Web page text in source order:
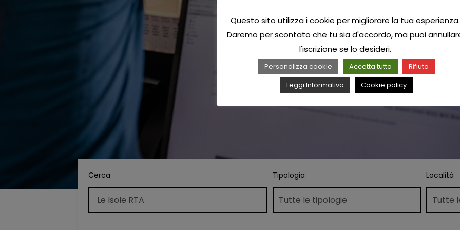
Cerca Tipologia Località
Questo sito utilizza i cookie per migliorare la tua esperienza.
Daremo per scontato che tu sia d'accordo, ma puoi
l'iscrizione se lo desideri.
Personalizza cookie Accetta tutto
Rifiuta
Leggi Informativa
Cookie policy